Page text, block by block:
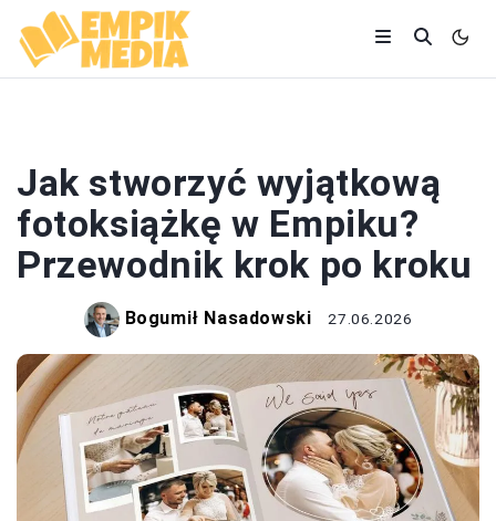
Jak stworzyć wyjątkową
fotoksiążkę w Empiku?
Przewodnik krok po kroku
Bogumił Nasadowski 27.06.2026